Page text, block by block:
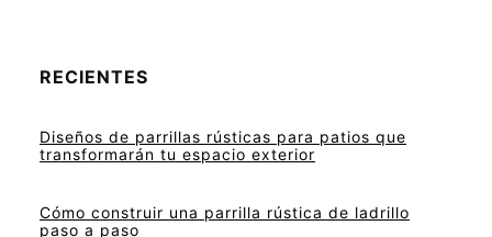
RECIENTES
Diseños de parrillas rústicas para patios que
transformarán tu espacio exterior
Cómo construir una parrilla rústica de ladrillo
paso a paso